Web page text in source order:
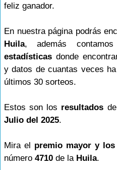
feliz ganador.
En nuestra página podrás
Huila, además
estadísticas donde
y datos de cuantas veces
últimos 30 sorteos.
Estos son los resultados
Julio del 2025.
Mira el premio mayor y
número 4710 de la Huila.